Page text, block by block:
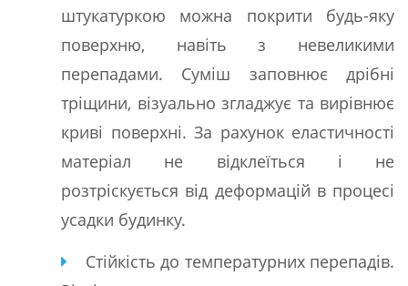
штукатуркою можна покрити будь-яку
поверхню, навіть з невеликими
перепадами. Суміш заповнює дрібні
тріщини, візуально згладжує та вирівнює
криві поверхні. За рахунок еластичності
матеріал не відклеїться і не
розтріскується від деформацій в процесі
усадки будинку.
Стійкість до температурних перепадів.